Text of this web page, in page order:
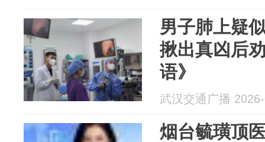
男子肺上疑
揪出真凶后
语》
武汉交通广播
烟台毓璜顶